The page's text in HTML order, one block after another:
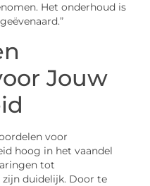
Het onderhoud is
Jouw
voor
hoog in het vaandel
tot
duidelijk. Door te